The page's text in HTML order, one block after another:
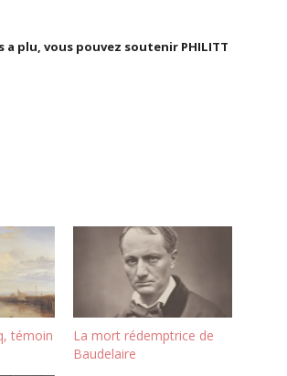
a plu, vous pouvez soutenir PHILITT
témoin
La mort rédemptrice de
Baudelaire